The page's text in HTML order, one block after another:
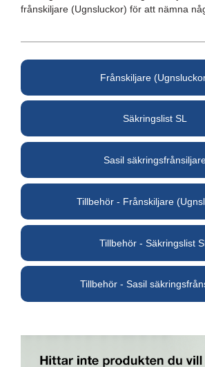
frånskiljare (Ugnsluckor) för att nämna
Frånskiljare
Säkringslist SL
Sasil
Tillbehör - Frånskiljare
Tillbehör - Säkringslist
Tillbehör - Sasil